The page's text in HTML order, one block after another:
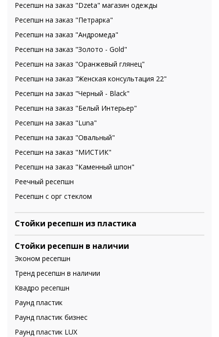
Ресепшн на заказ "Dzeta" магазин одежды
Ресепшн на заказ "Петрарка"
Ресепшн на заказ "Андромеда"
Ресепшн на заказ "Золото - Gold"
Ресепшн на заказ "Оранжевый глянец"
Ресепшн на заказ "Женская консультация 22"
Ресепшн на заказ "Черный - Black"
Ресепшн на заказ "Белый Интерьер"
Ресепшн на заказ "Luna"
Ресепшн на заказ "Овальный"
Ресепшн на заказ "МИСТИК"
Ресепшн на заказ "Каменный шпон"
Реечный ресепшн
Ресепшн с орг стеклом
Стойки ресепшн из пластика
Стойки ресепшн в наличии
Эконом ресепшн
Тренд ресепшн в наличии
Квадро ресепшн
Раунд пластик
Раунд пластик бизнес
Раунд пластик LUX